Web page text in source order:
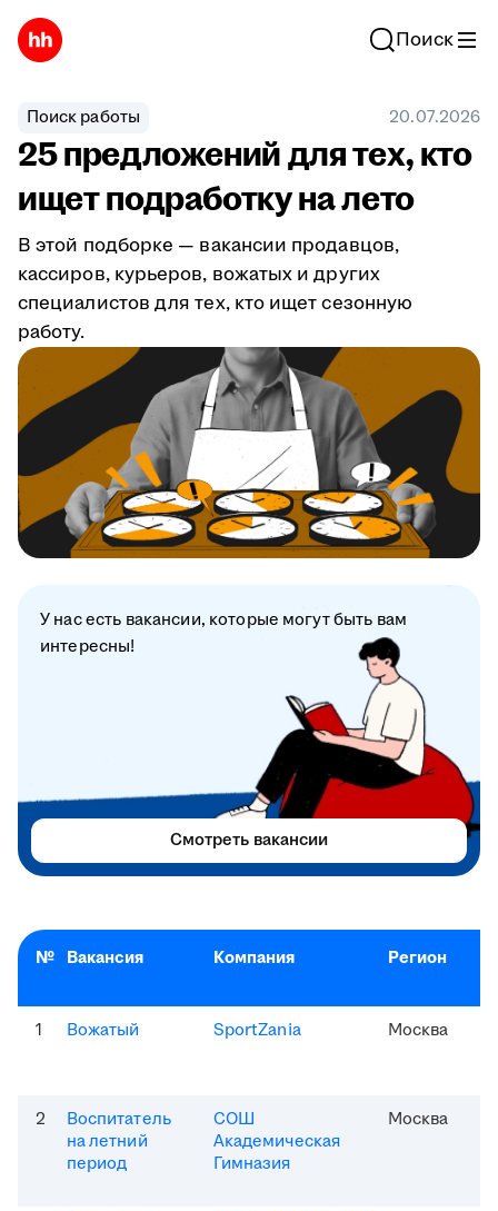
Поиск
Поиск работы 20.07.2026
25 предложений для тех, кто
ищет подработку на лето
В этой подборке — вакансии продавцов,
кассиров, курьеров, вожатых и других
специалистов для тех, кто ищет сезонную
работу.
№ Вакансия Компания Регион
1 Вожатый SportZania Москва
2
Воспитатель
на летний
период
СОШ
Академическая
Гимназия
Москва
У нас есть вакансии, которые могут быть вам
интересны!
Смотреть вакансии